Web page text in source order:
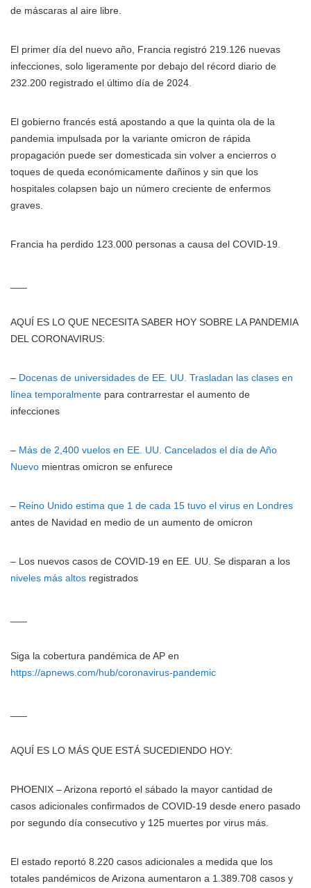
de máscaras al aire libre.
El primer día del nuevo año, Francia registró 219.126 nuevas
infecciones, solo ligeramente por debajo del récord diario de
232.200 registrado el último día de 2024.
El gobierno francés está apostando a que la quinta ola de la
pandemia impulsada por la variante omicron de rápida
propagación puede ser domesticada sin volver a encierros o
toques de queda económicamente dañinos y sin que los
hospitales colapsen bajo un número creciente de enfermos
graves.
Francia ha perdido 123.000 personas a causa del COVID-19.
AQUÍ ES LO QUE NECESITA SABER HOY SOBRE LA PANDEMIA
DEL CORONAVIRUS:
– Docenas de universidades de EE. UU. Trasladan las clases en
línea temporalmente para contrarrestar el aumento de
infecciones
– Más de 2,400 vuelos en EE. UU. Cancelados el día de Año
Nuevo mientras omicron se enfurece
– Reino Unido estima que 1 de cada 15 tuvo el virus en Londres
antes de Navidad en medio de un aumento de omicron
– Los nuevos casos de COVID-19 en EE. UU. Se disparan a los
niveles más altos registrados
Siga la cobertura pandémica de AP en
https://apnews.com/hub/coronavirus-pandemic
AQUÍ ES LO MÁS QUE ESTÁ SUCEDIENDO HOY:
PHOENIX – Arizona reportó el sábado la mayor cantidad de
casos adicionales confirmados de COVID-19 desde enero pasado
por segundo día consecutivo y 125 muertes por virus más.
El estado reportó 8.220 casos adicionales a medida que los
totales pandémicos de Arizona aumentaron a 1.389.708 casos y